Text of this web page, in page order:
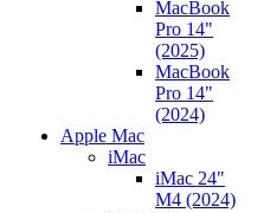
MacBook
Pro 14"
(2025)
MacBook
Pro 14"
(2024)
Apple Mac
iMac
iMac 24"
M4 (2024)